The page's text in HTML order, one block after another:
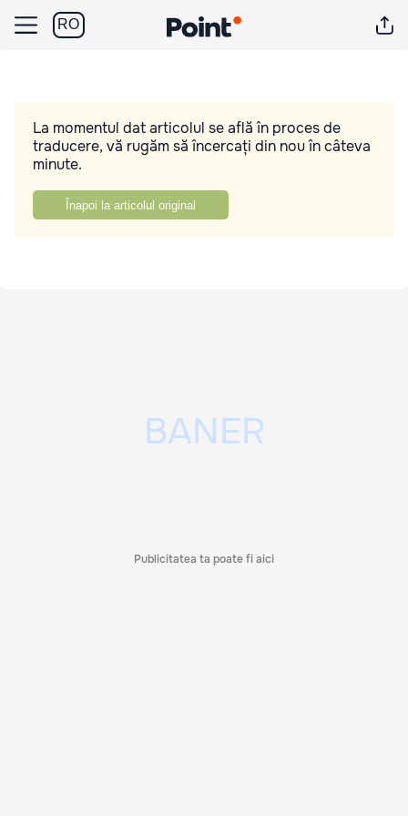
RO
La momentul dat articolul se află în proces de
traducere, vă rugăm să încercați din nou în câteva
minute.
Înapoi la articolul original
Publicitatea ta poate fi aici